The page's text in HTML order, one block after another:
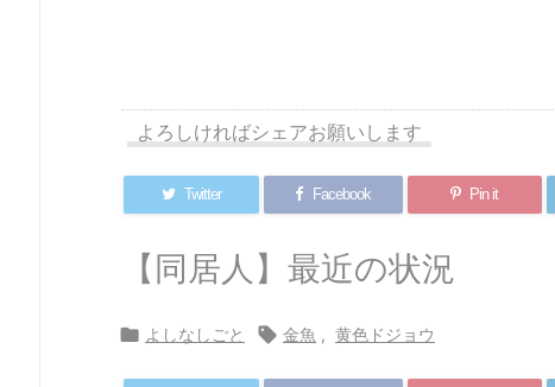
よろしければシェアお願いします
Twitter Facebook Pin it
【同居人】最近の状況
 よしなしごと  金魚 , 黄色ドジョウ